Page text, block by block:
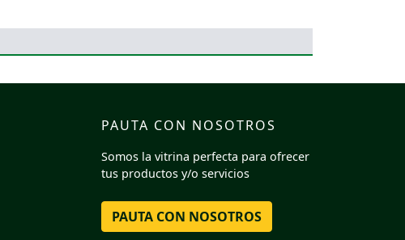
PAUTA CON NOSOTROS
Somos la vitrina perfecta para ofrecer
tus productos y/o servicios
PAUTA CON NOSOTROS